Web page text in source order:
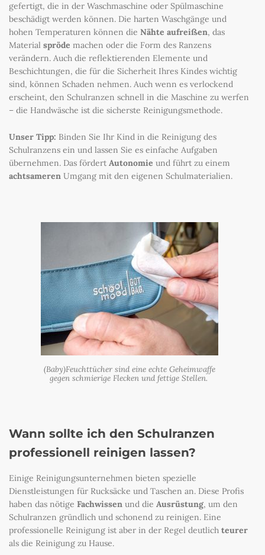
gefertigt, die in der Waschmaschine oder Spülmaschine
beschädigt werden können. Die harten Waschgänge und
hohen Temperaturen können die Nähte aufreißen, das
Material spröde machen oder die Form des Ranzens
verändern. Auch die reflektierenden Elemente und
Beschichtungen, die für die Sicherheit Ihres Kindes wichtig
sind, können Schaden nehmen. Auch wenn es verlockend
erscheint, den Schulranzen schnell in die Maschine zu werfen
– die Handwäsche ist die sicherste Reinigungsmethode.
Unser Tipp: Binden Sie Ihr Kind in die Reinigung des
Schulranzens ein und lassen Sie es einfache Aufgaben
übernehmen. Das fördert Autonomie und führt zu einem
achtsameren Umgang mit den eigenen Schulmaterialien.
(Baby)Feuchttücher sind eine echte Geheimwaffe
gegen schmierige Flecken und fettige Stellen.
Wann sollte ich den Schulranzen
professionell reinigen lassen?
Einige Reinigungsunternehmen bieten spezielle
Dienstleistungen für Rucksäcke und Taschen an. Diese Profis
haben das nötige Fachwissen und die Ausrüstung, um den
Schulranzen gründlich und schonend zu reinigen. Eine
professionelle Reinigung ist aber in der Regel deutlich teurer
als die Reinigung zu Hause.